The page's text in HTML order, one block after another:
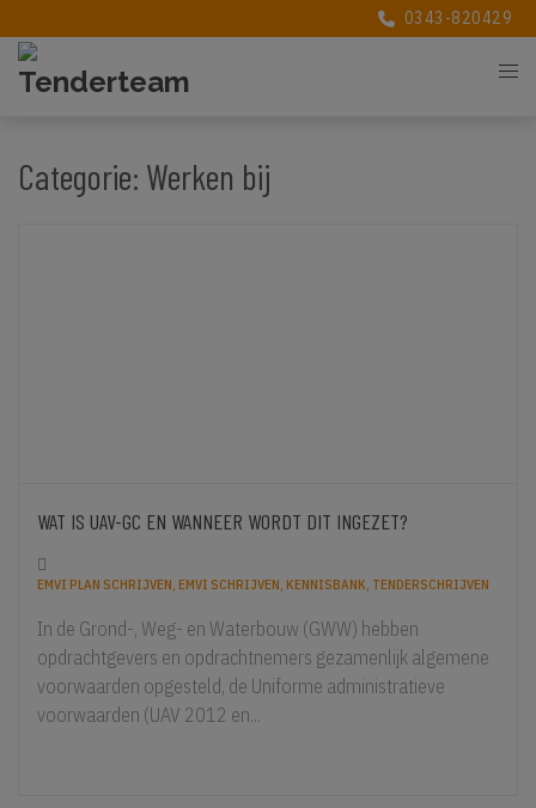
0343-820429
Categorie: Werken bij
WAT IS UAV-GC EN WANNEER WORDT DIT INGEZET?
EMVI PLAN SCHRIJVEN, EMVI SCHRIJVEN, KENNISBANK, TENDERSCHRIJVEN
In de Grond-, Weg- en Waterbouw (GWW) hebben
opdrachtgevers en opdrachtnemers gezamenlijk algemene
voorwaarden opgesteld, de Uniforme administratieve
voorwaarden (UAV 2012 en...